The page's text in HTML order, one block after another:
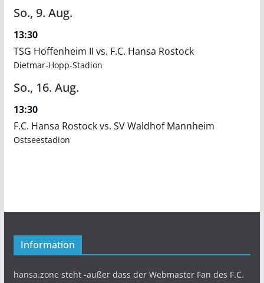
So., 9. Aug.
13:30
TSG Hoffenheim II vs. F.C. Hansa Rostock
Dietmar-Hopp-Stadion
So., 16. Aug.
13:30
F.C. Hansa Rostock vs. SV Waldhof Mannheim
Ostseestadion
Information
hansa.zone steht -außer dass der Webmaster Fan des F.C.